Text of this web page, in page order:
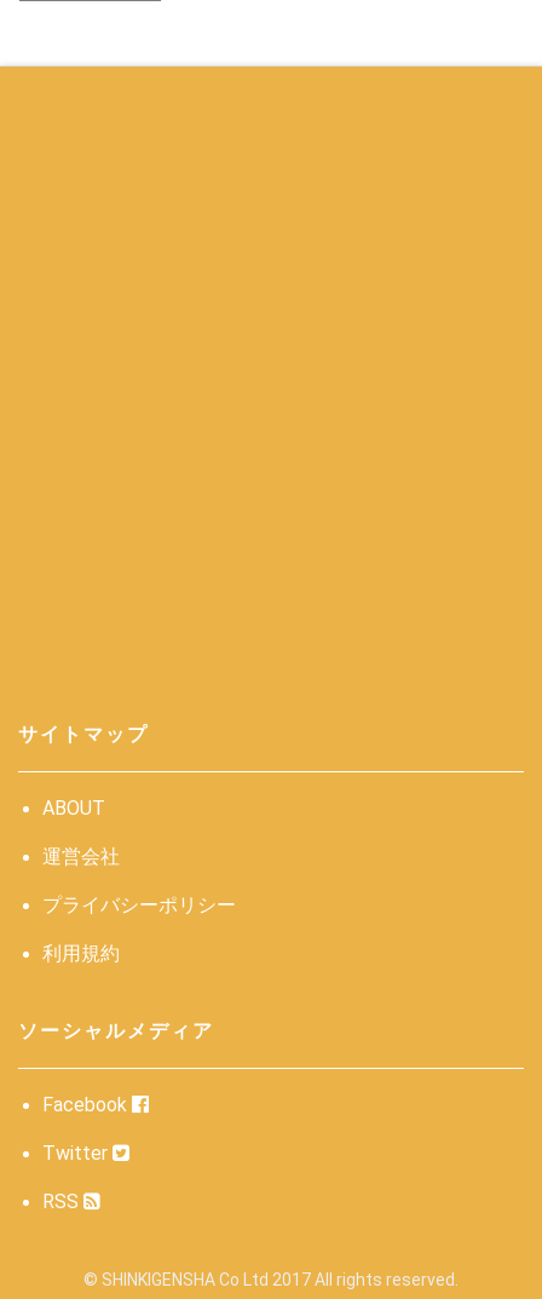
サイトマップ
ABOUT
運営会社
プライバシーポリシー
利用規約
ソーシャルメディア
Facebook
Twitter
RSS
© SHINKIGENSHA Co Ltd 2017 All rights reserved.